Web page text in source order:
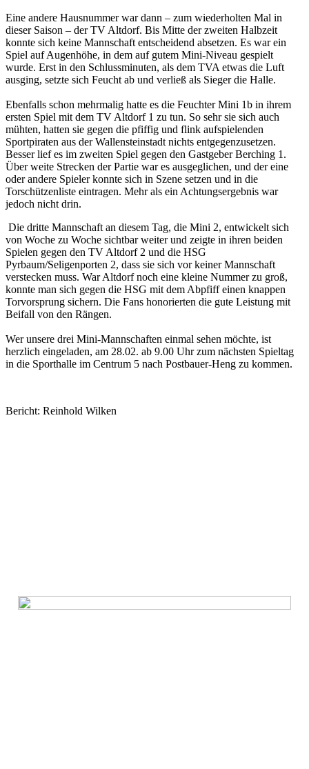
Eine andere Hausnummer war dann – zum wiederholten Mal in
dieser Saison – der TV Altdorf. Bis Mitte der zweiten Halbzeit
konnte sich keine Mannschaft entscheidend absetzen. Es war ein
Spiel auf Augenhöhe, in dem auf gutem Mini-Niveau gespielt
wurde. Erst in den Schlussminuten, als dem TVA etwas die Luft
ausging, setzte sich Feucht ab und verließ als Sieger die Halle.
Ebenfalls schon mehrmalig hatte es die Feuchter Mini 1b in ihrem
ersten Spiel mit dem TV Altdorf 1 zu tun. So sehr sie sich auch
mühten, hatten sie gegen die pfiffig und flink aufspielenden
Sportpiraten aus der Wallensteinstadt nichts entgegenzusetzen.
Besser lief es im zweiten Spiel gegen den Gastgeber Berching 1.
Über weite Strecken der Partie war es ausgeglichen, und der eine
oder andere Spieler konnte sich in Szene setzen und in die
Torschützenliste eintragen. Mehr als ein Achtungsergebnis war
jedoch nicht drin.
Die dritte Mannschaft an diesem Tag, die Mini 2, entwickelt sich
von Woche zu Woche sichtbar weiter und zeigte in ihren beiden
Spielen gegen den TV Altdorf 2 und die HSG
Pyrbaum/Seligenporten 2, dass sie sich vor keiner Mannschaft
verstecken muss. War Altdorf noch eine kleine Nummer zu groß,
konnte man sich gegen die HSG mit dem Abpfiff einen knappen
Torvorsprung sichern. Die Fans honorierten die gute Leistung mit
Beifall von den Rängen.
Wer unsere drei Mini-Mannschaften einmal sehen möchte, ist
herzlich eingeladen, am 28.02. ab 9.00 Uhr zum nächsten Spieltag
in die Sporthalle im Centrum 5 nach Postbauer-Heng zu kommen.
Bericht: Reinhold Wilken